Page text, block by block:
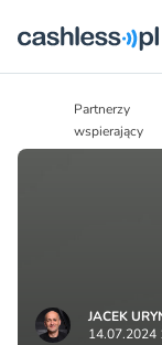
Partnerzy
wspierający
JACEK
14.07.2024